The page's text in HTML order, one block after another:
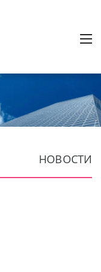
НОВОСТИ